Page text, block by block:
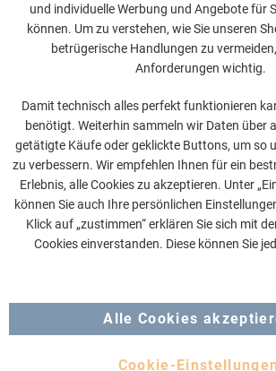
und individuelle Werbung und Angebote für
können. Um zu verstehen, wie Sie unseren
betrügerische Handlungen zu
Anforderungen wichtig.
Damit technisch alles perfekt funktionieren
benötigt. Weiterhin sammeln wir Daten über
getätigte Käufe oder geklickte Buttons, um so
zu verbessern. Wir empfehlen Ihnen für ein
Erlebnis, alle Cookies zu akzeptieren. Unter
können Sie auch Ihre persönlichen
Klick auf „zustimmen“ erklären Sie sich mit
Cookies einverstanden. Diese können Sie
Alle Cookies
Cookie-Einstellungen